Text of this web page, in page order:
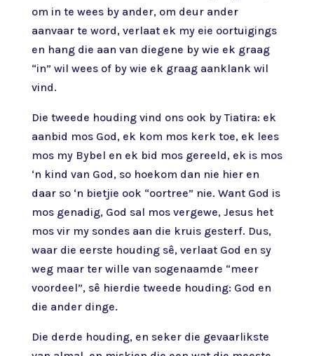
om in te wees by ander, om deur ander
aanvaar te word, verlaat ek my eie oortuigings
en hang die aan van diegene by wie ek graag
“in” wil wees of by wie ek graag aanklank wil
vind.
Die tweede houding vind ons ook by Tiatira: ek
aanbid mos God, ek kom mos kerk toe, ek lees
mos my Bybel en ek bid mos gereeld, ek is mos
‘n kind van God, so hoekom dan nie hier en
daar so ‘n bietjie ook “oortree” nie. Want God is
mos genadig, God sal mos vergewe, Jesus het
mos vir my sondes aan die kruis gesterf. Dus,
waar die eerste houding sê, verlaat God en sy
weg maar ter wille van sogenaamde “meer
voordeel”, sê hierdie tweede houding: God en
die ander dinge.
Die derde houding, en seker die gevaarlikste